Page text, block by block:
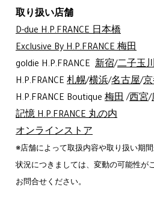
取り扱い店舗
D-due H.P.FRANCE 日本橋
Exclusive By H.P.FRANCE 梅田
goldie H.P.FRANCE 新宿/二子玉
H.P.FRANCE 札幌/横浜/名古屋/
H.P.FRANCE Boutique 梅田/西宮/
記憶 H.P.FRANCE 丸の内
オンラインストア
※店舗によって取扱内容や取り扱い期
状況につきましては、変動の可能性が
お問合せください。